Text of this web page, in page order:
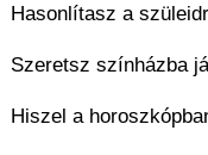
Hasonlítasz a
Szeretsz színházba
Hiszel a